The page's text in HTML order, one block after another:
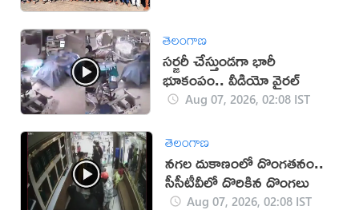
తెలంగాణ
సర్జరీ చేస్తుండగా భారీ
భూకంపం.. వీడియో వైరల్
Aug 07, 2026, 02:08 IST
తెలంగాణ
నగల దుకాణంలో దొంగతనం..
సీసీటీవీలో దొరికిన దొంగలు
Aug 07, 2026, 02:08 IST